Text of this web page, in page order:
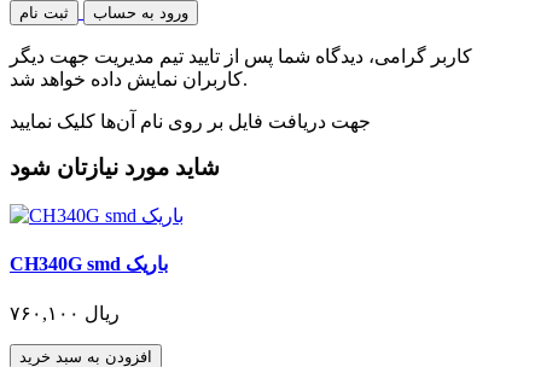
ثبت نام ورود به حساب
کاربر گرامی، دیدگاه شما پس از تایید تیم مدیریت جهت دیگر
کاربران نمایش داده خواهد شد.
جهت دریافت فایل بر روی نام آن‌ها کلیک نمایید
شاید مورد نیازتان شود
CH340G smd باریک
۷۶۰,۱۰۰ ریال
افزودن به سبد خرید